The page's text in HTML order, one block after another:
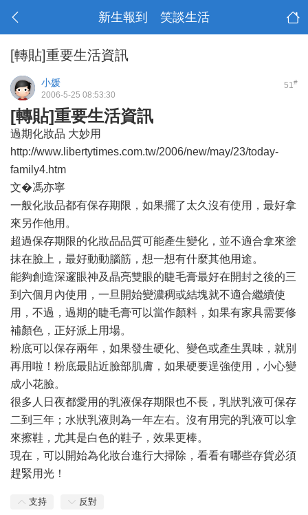
新生報到 笑談生活
[轉貼]重要生活資訊
51#
小媛
2006-5-25 08:53:30
[轉貼]重要生活資訊
過期化妝品 大妙用
http://www.libertytimes.com.tw/2006/new/may/23/today-
family4.htm
文�馮亦寧
一般化妝品都有保存期限，如果擺了太久沒有使用，最好拿
來另作他用。
超過保存期限的化妝品品質可能產生變化，並不適合拿來塗
抹在臉上，最好動動腦筋，想一想有什麼其他用途。
能夠創造深邃眼神及晶亮雙眼的睫毛膏最好在開封之後的三
到六個月內使用，一旦開始變濃稠或結塊就不適合繼續使
用，不過，過期的睫毛膏可以當作顏料，如果有家具需要修
補顏色，正好派上用場。
粉底可以保存兩年，如果發生硬化、變色或產生異味，就別
再用啦！粉底最貼近臉部肌膚，如果硬要逞強使用，小心變
成小花臉。
很多人日夜都愛用的乳液保存期限也不長，乳狀乳液可保存
二到三年；水狀乳液則為一年左右。沒有用完的乳液可以拿
來擦鞋，尤其是白色的鞋子，效果更棒。
現在，可以開始為化妝台進行大掃除，看看有哪些存貨必須
趕緊用光！
支持 反對